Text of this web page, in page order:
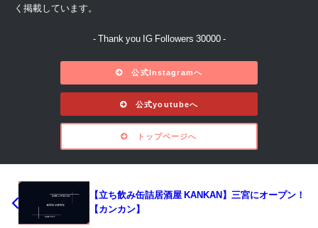
く掲載しています。
- Thank you IG Followers 30000 -
公式Instagramへ
公式youtubeへ
トップページへ
【立ち飲み缶詰居酒屋 KANKAN】三宮にオープン！
【カンカン】